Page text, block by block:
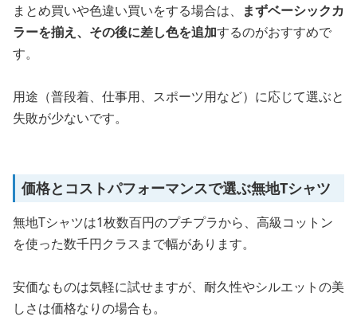
まとめ買いや色違い買いをする場合は、
まずベーシックカ
ラーを揃え、その後に差し色を追加するのがおすすめで
す。
用途（普段着、仕事用、スポーツ用など）に応じて選ぶと
失敗が少ないです。
価格とコストパフォーマンスで選ぶ無地Tシャツ
無地Tシャツは1枚数百円のプチプラから、高級コットン
を使った数千円クラスまで幅があります。
安価なものは気軽に試せますが、耐久性やシルエットの美
しさは価格なりの場合も。